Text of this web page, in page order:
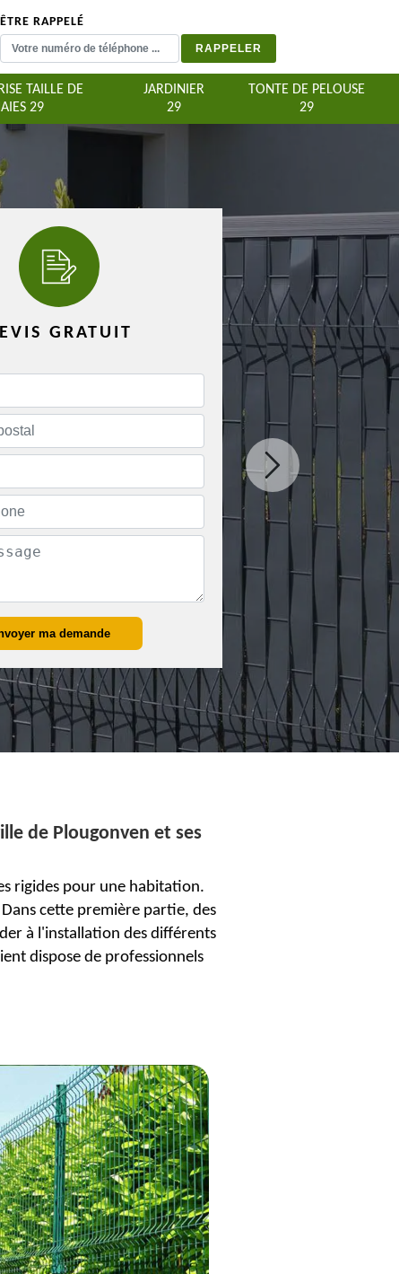
ÊTRE RAPPELÉ
TAILLE DE
29
JARDINIER
29
TONTE DE PELOUSE
29
GRATUIT
de Plougonven et ses
rigides pour une habitation.
cette première partie, des
à l'installation des différents
dispose de professionnels